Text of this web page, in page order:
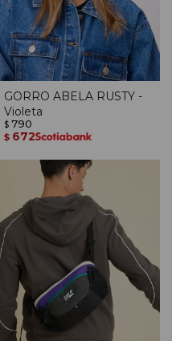
GORRO ABELA RUSTY -
Violeta
$ 790
$ 672